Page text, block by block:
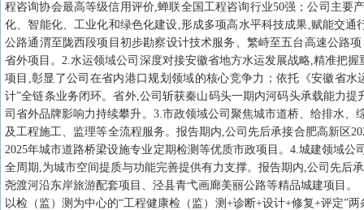
程咨询协会最高等级信用评价,蝉联全国工程咨询行业50强；公司主要
化、智能化、工业化和绿色化建设,形成多项高水平科技成果,赋能交
公路通渭至陇西段项目初步勘察设计技术服务、繁峙至五台高速公路
省外项目。2.水运领域公司深度对接安徽省地方水运发展战略,精准把
项目,彰显了公司在省内港口规划领域的核心竞争力；依托《安徽省
计”全链条业务闭环。省外,公司斩获秦山码头一期内河码头承载能力
司省外品牌影响力持续攀升。3.市政领域公司聚焦城市道桥、给排水
及工程施工、监理等全流程服务。报告期内,公司先后承接合肥高新区
2025年城市道路桥梁设施专业定期检测等优质市政项目。4.城建领域
全周期,为城市空间提质与功能完善提供有力支撑。报告期内,公司先后
尧渡河沿东岸旅游配套项目、泾县青弋画廊美丽公路等精品城建项目
以检（监）测为中心的“工程健康检（监）测+诊断+设计+修复+评定”